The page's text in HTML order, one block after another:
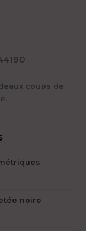
coups de
noire